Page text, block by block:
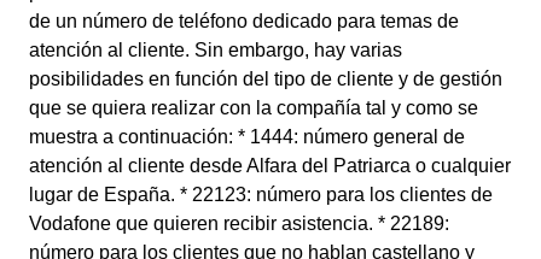
de un número de teléfono dedicado para temas de
atención al cliente. Sin embargo, hay varias
posibilidades en función del tipo de cliente y de gestión
que se quiera realizar con la compañía tal y como se
muestra a continuación: * 1444: número general de
atención al cliente desde Alfara del Patriarca o cualquier
lugar de España. * 22123: número para los clientes de
Vodafone que quieren recibir asistencia. * 22189:
número para los clientes que no hablan castellano y